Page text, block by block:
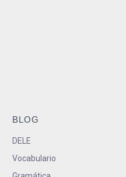
BLOG
DELE
Vocabulario